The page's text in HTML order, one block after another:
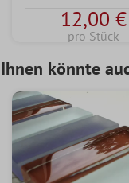
12,00 €
pro Stück
Ihnen könnte